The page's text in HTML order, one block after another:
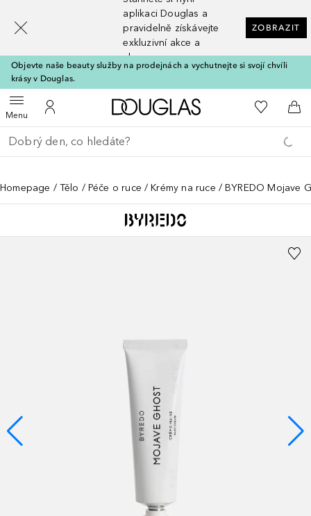
aplikaci Douglas a
pravidelně získávejte
exkluzivní akce a
slevy
ZOBRAZIT
Objevte naše beauty služby na prodejnách a vychutnejte si svojí chvíli
krásy v Douglas.
MenuOtevřít menuK mému účtu
Domů K mému
Do
Vraťte se
Proveďte vyhledávání
Homepage Tělo Péče o ruce Krémy na ruce BYREDO Mojave
[navigation.slideout.screenreader]